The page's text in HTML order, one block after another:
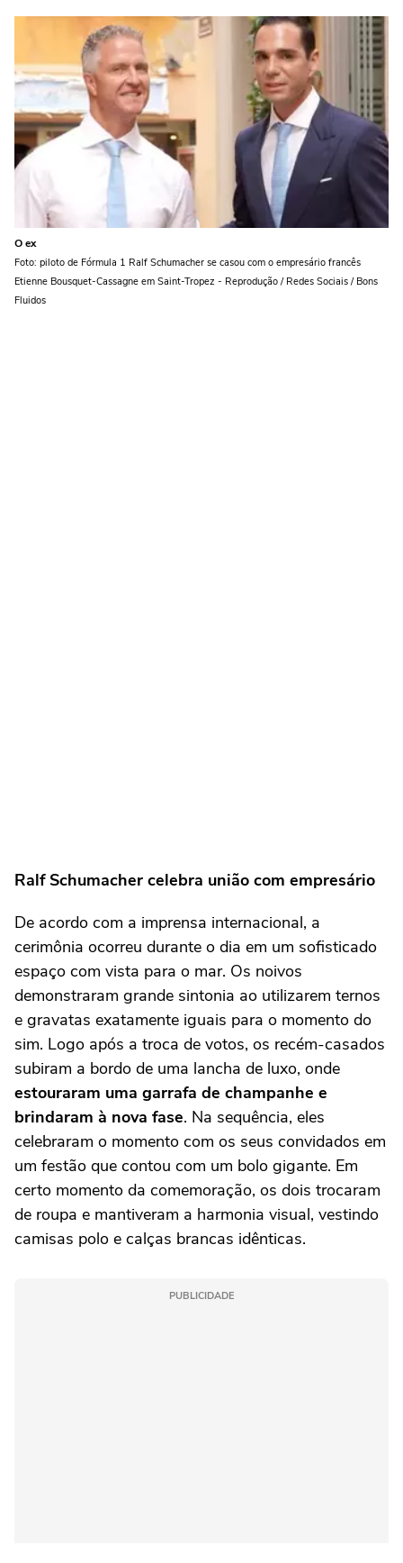
O ex
Foto: piloto de Fórmula 1 Ralf Schumacher se casou com o empresário francês
Etienne Bousquet-Cassagne em Saint-Tropez - Reprodução / Redes Sociais / Bons
Fluidos
Ralf Schumacher celebra união com empresário
De acordo com a imprensa internacional, a
cerimônia ocorreu durante o dia em um sofisticado
espaço com vista para o mar. Os noivos
demonstraram grande sintonia ao utilizarem ternos
e gravatas exatamente iguais para o momento do
sim. Logo após a troca de votos, os recém-casados
subiram a bordo de uma lancha de luxo, onde
estouraram uma garrafa de champanhe e
brindaram à nova fase. Na sequência, eles
celebraram o momento com os seus convidados em
um festão que contou com um bolo gigante. Em
certo momento da comemoração, os dois trocaram
de roupa e mantiveram a harmonia visual, vestindo
camisas polo e calças brancas idênticas.
PUBLICIDADE